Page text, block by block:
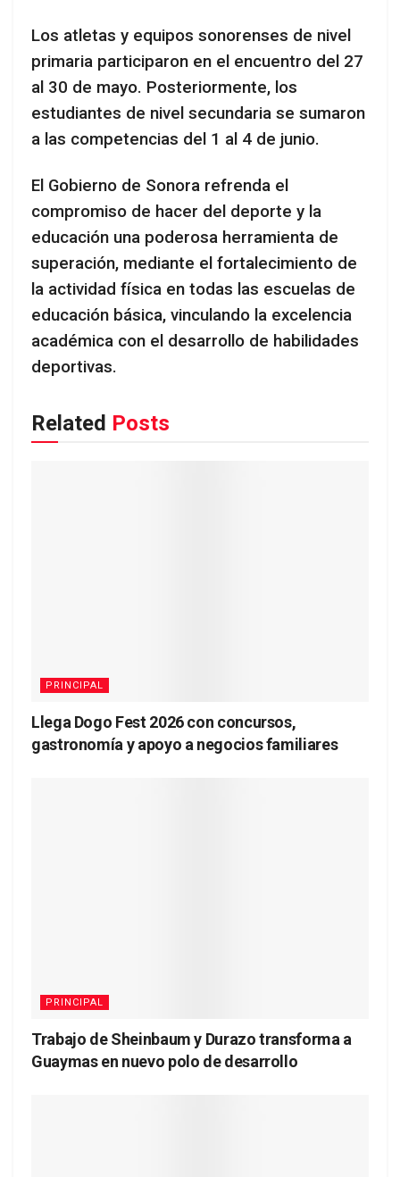
Los atletas y equipos sonorenses de nivel
primaria participaron en el encuentro del 27
al 30 de mayo. Posteriormente, los
estudiantes de nivel secundaria se sumaron
a las competencias del 1 al 4 de junio.
El Gobierno de Sonora refrenda el
compromiso de hacer del deporte y la
educación una poderosa herramienta de
superación, mediante el fortalecimiento de
la actividad física en todas las escuelas de
educación básica, vinculando la excelencia
académica con el desarrollo de habilidades
deportivas.
Related Posts
PRINCIPAL
Llega Dogo Fest 2026 con concursos,
gastronomía y apoyo a negocios familiares
PRINCIPAL
Trabajo de Sheinbaum y Durazo transforma a
Guaymas en nuevo polo de desarrollo